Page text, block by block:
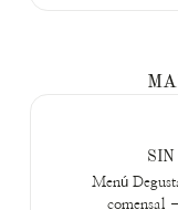
Menú
comensal